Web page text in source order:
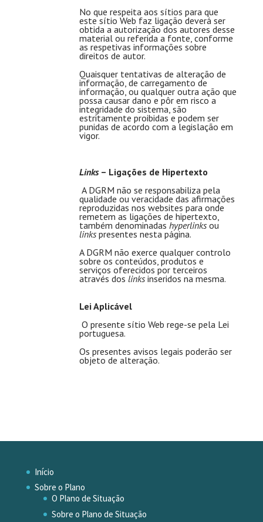
No que respeita aos sítios para que
este sítio Web faz ligação deverá ser
obtida a autorização dos autores desse
material ou referida a fonte, conforme
as respetivas informações sobre
direitos de autor.
Quaisquer tentativas de alteração de
informação, de carregamento de
informação, ou qualquer outra ação que
possa causar dano e pôr em risco a
integridade do sistema, são
estritamente proibidas e podem ser
punidas de acordo com a legislação em
vigor.
Links– Ligações de Hipertexto
A DGRM não se responsabiliza pela
qualidade ou veracidade das afirmações
reproduzidas nos websites para onde
remetem as ligações de hipertexto,
também denominadas hyperlinksou
linkspresentes nesta página.
A DGRM não exerce qualquer controlo
sobre os conteúdos, produtos e
serviços oferecidos por terceiros
através dos linksinseridos na mesma.
Lei Aplicável
O presente sítio Web rege-se pela Lei
portuguesa.
Os presentes avisos legais poderão ser
objeto de alteração.
Início
Sobre o Plano
O Plano de Situação
Sobre o Plano de Situação